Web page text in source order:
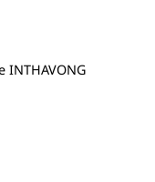
INTHAVONG